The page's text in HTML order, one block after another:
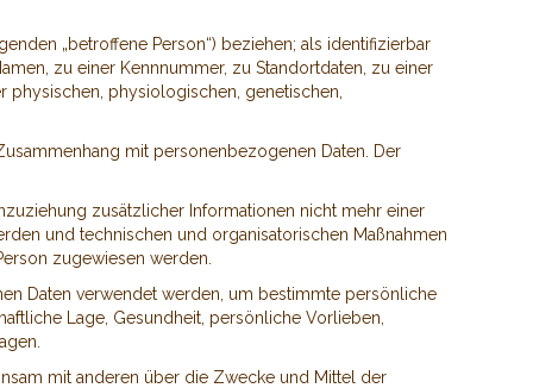
„betroffene Person“) beziehen; als identifizierbar
zu einer Kennnummer, zu Standortdaten, zu einer
physiologischen, genetischen,
mit personenbezogenen Daten. Der
zusätzlicher Informationen nicht mehr einer
und technischen und organisatorischen Maßnahmen
zugewiesen werden.
Daten verwendet werden, um bestimmte persönliche
Lage, Gesundheit, persönliche Vorlieben,
mit anderen über die Zwecke und Mittel der